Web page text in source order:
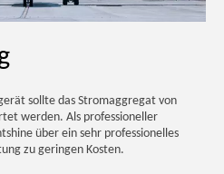
sollte das Stromaggregat von
werden. Als professioneller
über ein sehr professionelles
zu geringen Kosten.